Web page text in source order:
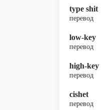
type shit
перевод
low-key
перевод
high-key
перевод
cishet
перевод